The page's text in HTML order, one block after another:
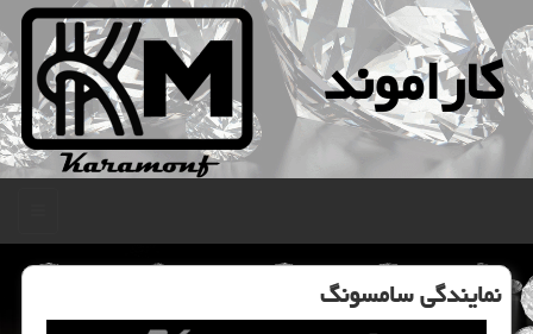
كاراموند
نمایندگی سامسونگ